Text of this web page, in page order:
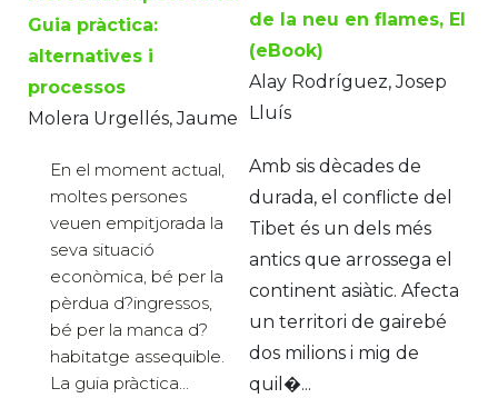
Guia pràctica:
alternatives i
processos
Molera Urgellés, Jaume
En el moment actual,
moltes persones
veuen empitjorada la
seva situació
econòmica, bé per la
pèrdua d?ingressos,
bé per la manca d?
habitatge assequible.
La guia pràctica...
de la neu en flames, El
(eBook)
Alay Rodríguez, Josep
Lluís
Amb sis dècades de
durada, el conflicte del
Tibet és un dels més
antics que arrossega el
continent asiàtic. Afecta
un territori de gairebé
dos milions i mig de
quil�...